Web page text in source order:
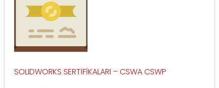
SOLIDWORKS SERTİFİKALARI – CSWA CSWP